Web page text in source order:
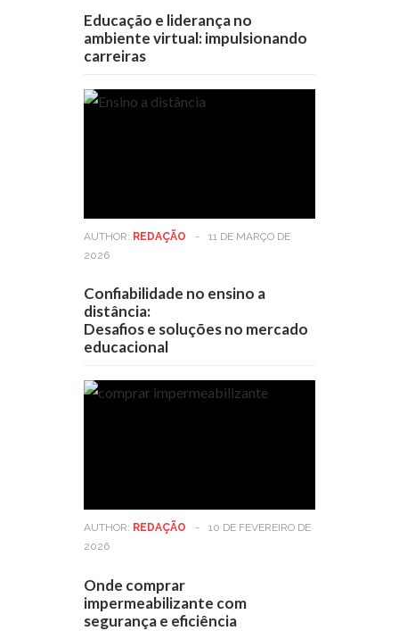
Educação e liderança no
ambiente virtual: impulsionando
carreiras
AUTHOR: REDAÇÃO -
11 DE MARÇO DE
2026
Confiabilidade no ensino a
distância:
Desafios e soluções no mercado
educacional
AUTHOR: REDAÇÃO -
10 DE FEVEREIRO DE
2026
Onde comprar
impermeabilizante com
segurança e eficiência